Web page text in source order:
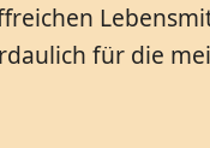
für die